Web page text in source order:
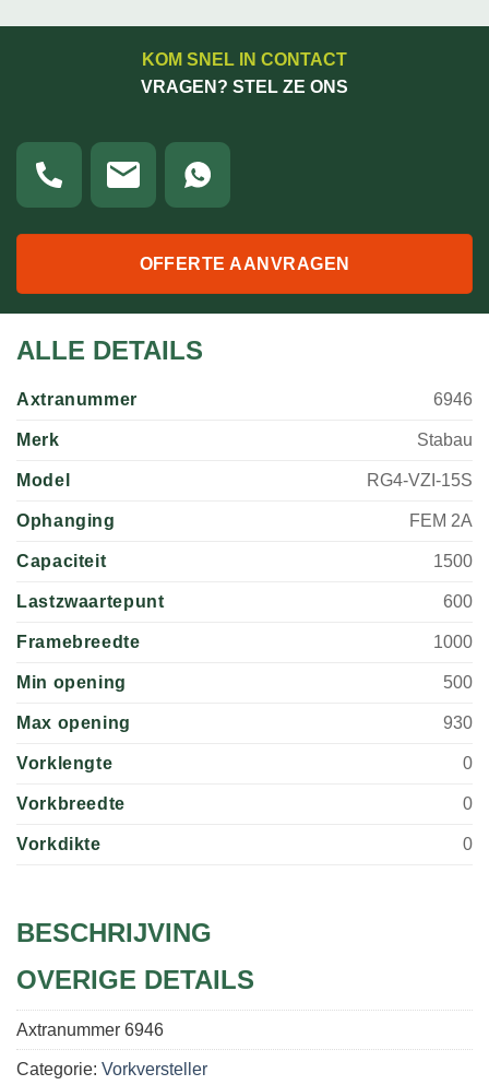
KOM SNEL IN CONTACT
VRAGEN? STEL ZE ONS
OFFERTE AANVRAGEN
ALLE DETAILS
Axtranummer 6946
Merk Stabau
Model RG4-VZI-15S
Ophanging FEM 2A
Capaciteit 1500
Lastzwaartepunt 600
Framebreedte 1000
Min opening 500
Max opening 930
Vorklengte 0
Vorkbreedte 0
Vorkdikte 0
BESCHRIJVING
OVERIGE DETAILS
Axtranummer 6946
Categorie: Vorkversteller